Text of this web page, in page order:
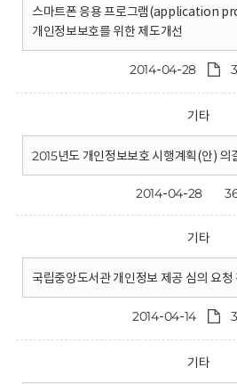
스마트폰 응용 프로그램(application
개인정보보호를 위한 제도개선
2014-04-28
기타
2015년도 개인정보보호 시행계획(안) 의
2014-04-28
기타
국립중앙도서관 개인정보 제공 심의 요청
2014-04-14
기타